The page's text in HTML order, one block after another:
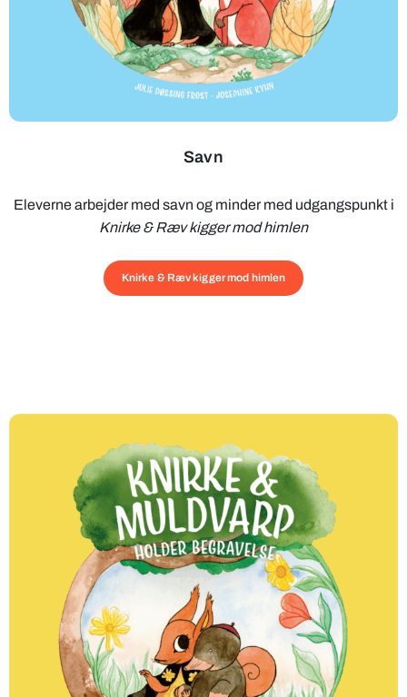
Savn
Eleverne arbejder med savn og minder med udgangspunkt i
Knirke & Ræv kigger mod himlen
Knirke & Ræv kigger mod himlen